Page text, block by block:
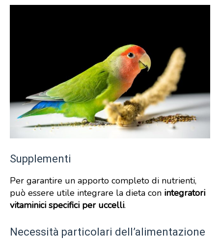
Supplementi
Per garantire un apporto completo di nutrienti,
può essere utile integrare la dieta con integratori
vitaminici specifici per uccelli.
Necessità particolari dell’alimentazione